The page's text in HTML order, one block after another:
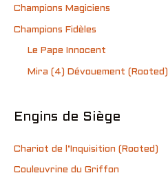
Champions Magiciens
Champions Fidèles
Le Pape Innocent
Mira (4) Dévouement (Rooted)
Engins de Siège
Chariot de l’Inquisition (Rooted)
Couleuvrine du Griffon